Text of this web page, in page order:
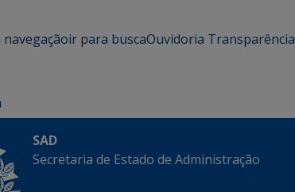
ir para buscaOuvidoria Transparência
SAD
Secretaria de Estado de Administração